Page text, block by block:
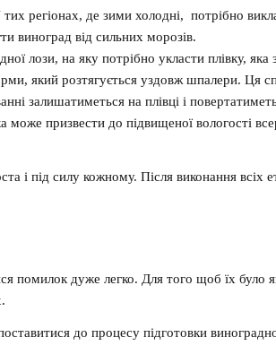
регіонах, де зими холодні, потрібно
виноград від сильних морозів.
лози, на яку потрібно укласти плівку, яка
який розтягується уздовж шпалери. Ця
залишатиметься на плівці і
призвести до підвищеної вологості
і під силу кожному. Після виконання всіх
помилок дуже легко. Для того щоб їх було
до процесу підготовки